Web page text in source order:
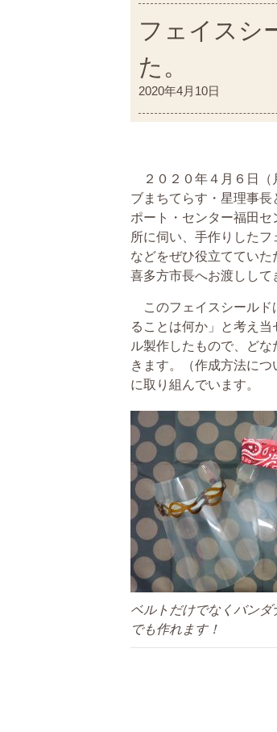
フェイスシ
た。
2020年4月10日
２０２０年４月６日（
ブまちてらす・星理事
ポート・センター福田
所に伺い、手作りした
などをぜひ役立ててい
喜多方市長へお渡しして
このフェイスシールド
ることは何か」と考え
ル製作したもので、ど
きます。（作成方法に
に取り組んでいます。
ベルトだけでなくバンダ
でも作れます！